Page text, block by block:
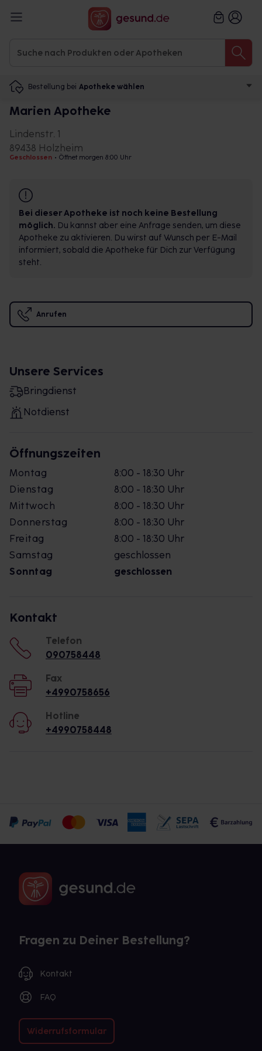
Bestellung bei Apotheke wählen
Marien Apotheke
Lindenstr. 1
89438 Holzheim
Geschlossen • Öffnet morgen 8:00 Uhr
Bei dieser Apotheke ist noch keine Bestellung
möglich. Du kannst aber eine Anfrage senden, um diese
Apotheke zu aktivieren. Du wirst auf Wunsch per E-Mail
informiert, sobald die Apotheke für Dich zur Verfügung
steht.
Anrufen
Unsere Services
Bringdienst
Notdienst
Öffnungszeiten
Montag
8:00 - 18:30 Uhr
Dienstag
8:00 - 18:30 Uhr
Mittwoch
8:00 - 18:30 Uhr
Donnerstag
8:00 - 18:30 Uhr
Freitag
8:00 - 18:30 Uhr
Samstag
geschlossen
Sonntag
geschlossen
Kontakt
Telefon
090758448
Fax
+4990758656
Hotline
+4990758448
Fragen zu Deiner Bestellung?
Kontakt
FAQ
Widerrufsformular